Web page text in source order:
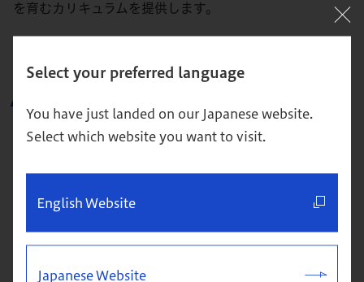
Select your preferred language
You have just landed on our Japanese website.
Select which website you want to visit.
English Website
Japanese Website
を育むカリキュラムを提供します。
TMBA・EMBAの概要